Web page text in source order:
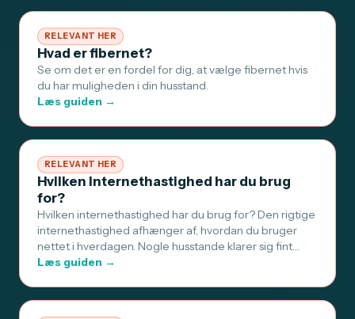
RELEVANT HER
Hvad er fibernet?
Se om det er en fordel for dig, at vælge fibernet hvis
du har muligheden i din husstand.
Læs guiden →
RELEVANT HER
Hvilken internethastighed har du brug
for?
Hvilken internethastighed har du brug for? Den rigtige
internethastighed afhænger af, hvordan du bruger
nettet i hverdagen. Nogle husstande klarer sig fint…
Læs guiden →